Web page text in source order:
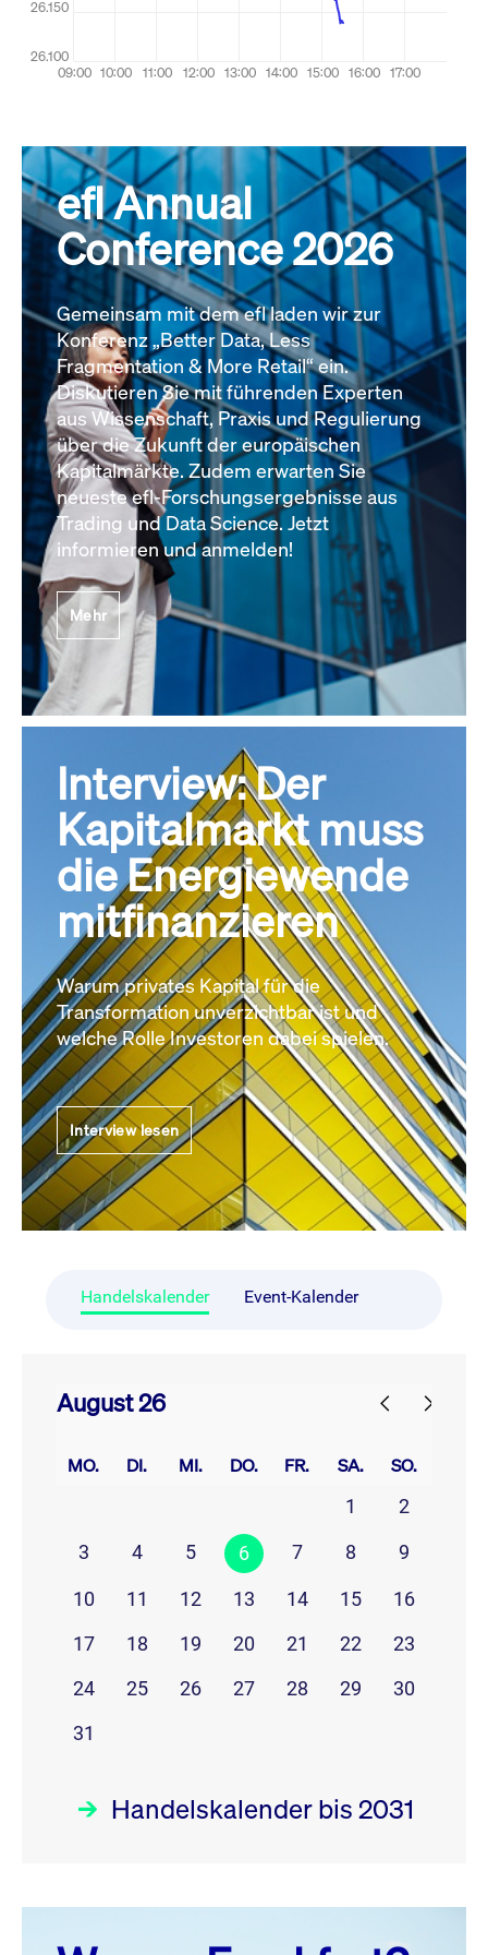
efl Annual
Conference 2026
Gemeinsam mit dem efl laden wir zur
Konferenz „Better Data, Less
Fragmentation & More Retail“ ein.
Diskutieren Sie mit führenden Experten
aus Wissenschaft, Praxis und Regulierung
über die Zukunft der europäischen
Kapitalmärkte. Zudem erwarten Sie
neueste efl-Forschungsergebnisse aus
Trading und Data Science. Jetzt
informieren und anmelden!
Mehr
Interview: Der
Kapitalmarkt muss
die Energiewende
mitfinanzieren
Warum privates Kapital für die
Transformation unverzichtbar ist und
welche Rolle Investoren dabei spielen.
Interview lesen
Handelskalender Event-Kalender
August 26
MO. DI. MI. DO. FR. SA. SO.
1
2
3
4 5 6 7 8 9
10 11 12 13 14 15
16
17
18 19 20 21 22
23
24
25 26 27 28 29
30
31
Handelskalender bis 2031
August 26